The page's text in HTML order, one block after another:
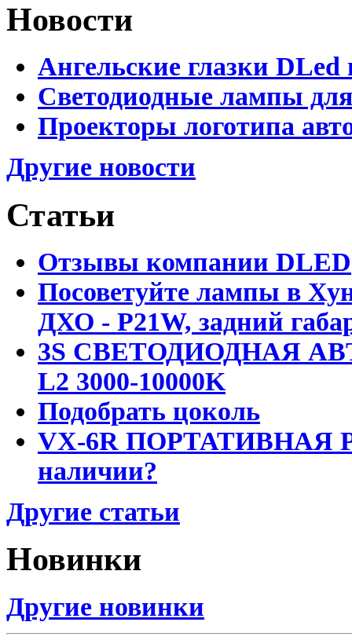
Новости
Ангельские глазки DLed
Светодиодные лампы
Проекторы логотипа
Другие новости
Статьи
Отзывы компании DLED
Посоветуйте лампы в
ДХО - P21W, задний
3S СВЕТОДИОДНАЯ
L2 3000-10000K
Подобрать цоколь
VX-6R ПОРТАТИВНАЯ
наличии?
Другие статьи
Новинки
Другие новинки